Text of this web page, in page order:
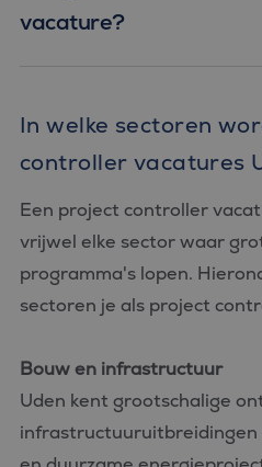
vacature?
In welke sectoren
controller vacatures
Een project controller
vrijwel elke sector waar
programma's lopen.
sectoren je als project
Bouw en infrastructuur
Uden kent grootschalige